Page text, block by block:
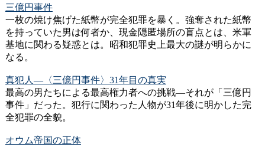
三億円事件
一枚の焼け焦げた紙幣が完全犯罪を暴く。強奪された紙幣
を持っていた男は何者か、現金隠匿場所の盲点とは、米軍
基地に関わる疑惑とは。昭和犯罪史上最大の謎が明らかに
なる。
真犯人―〈三億円事件〉31年目の真実
最高の男たちによる最高権力者への挑戦―それが「三億円
事件」だった。犯行に関わった人物が31年後に明かした完
全犯罪の全貌。
オウム帝国の正体